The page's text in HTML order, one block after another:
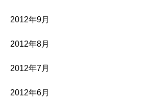
2012年9月
2012年8月
2012年7月
2012年6月